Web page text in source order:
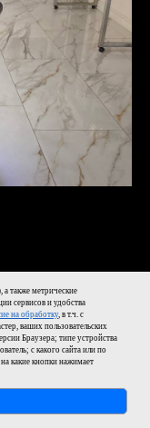
также метрические
сервисов и удобства
на обработку, в т.ч. с
ваших пользовательских
Браузера; типе устройства
с какого сайта или по
какие кнопки нажимает